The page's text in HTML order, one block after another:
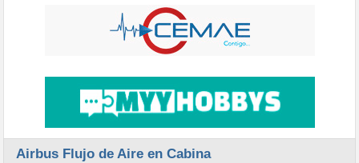
Airbus Flujo de Aire en Cabina